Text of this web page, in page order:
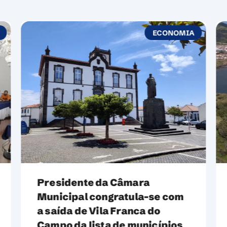
ECONOMIA
Conclusão do Processo de
Ponderação da Discussão
Pública do Plano Diretor